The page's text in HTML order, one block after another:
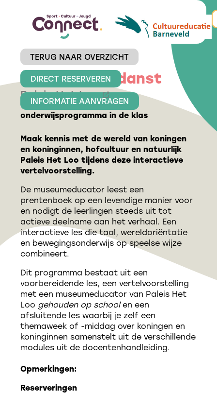
TERUG NAAR OVERZICHT
DIRECT RESERVEREN
INFORMATIE AANVRAGEN
Prins Willem danst
Paleis Het Loo
onderwijsprogramma in de klas
Maak kennis met de wereld van koningen
en koninginnen, hofcultuur en natuurlijk
Paleis Het Loo tijdens deze interactieve
vertelvoorstelling.
De museumeducator leest een
prentenboek op een levendige manier voor
en nodigt de leerlingen steeds uit tot
actieve deelname aan het verhaal. Een
interactieve les die taal, wereldoriëntatie
en bewegingsonderwijs op speelse wijze
combineert.
Dit programma bestaat uit een
voorbereidende les, een vertelvoorstelling
met een museumeducator van Paleis Het
Loo gehouden op schoolen een
afsluitende les waarbij je zelf een
themaweek of -middag over koningen en
koninginnen samenstelt uit de verschillende
modules uit de docentenhandleiding.
Opmerkingen:
Reserveringen